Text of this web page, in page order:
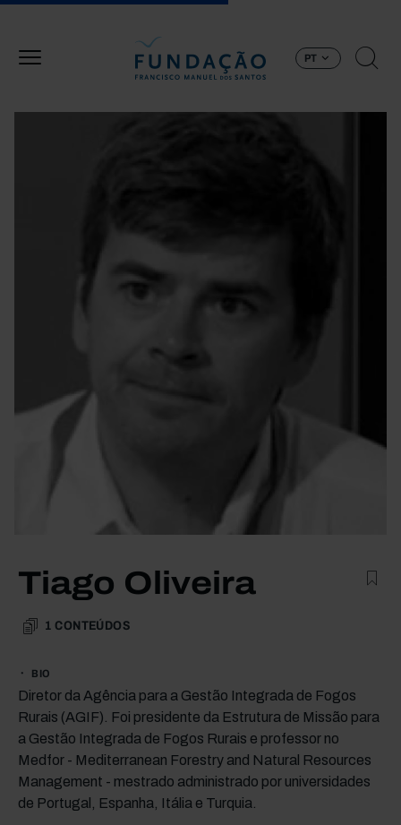
PT
Tiago Oliveira
1 CONTEÚDOS
BIO
Diretor da Agência para a Gestão Integrada de Fogos
Rurais (AGIF). Foi presidente da Estrutura de Missão para
a Gestão Integrada de Fogos Rurais e professor no
Medfor - Mediterranean Forestry and Natural Resources
Management - mestrado administrado por universidades
de Portugal, Espanha, Itália e Turquia.